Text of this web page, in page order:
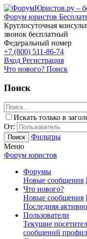
Форум юристов
Круглосуточная
звонок бесплатный
Федеральный номер
+7 (800) 511-86-74
Вход Регистрация
Что нового? Поиск
Поиск
Искать только в
От:
Поиск
Фильтры
Меню
Форум юристов
Форумы
Новые сообщения
Что нового?
Новые сообщения
Последняя
Пользователи
Текущие
сообщений